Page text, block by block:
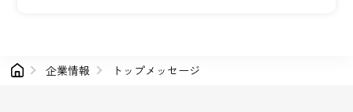
企業情報 トップメッセージ